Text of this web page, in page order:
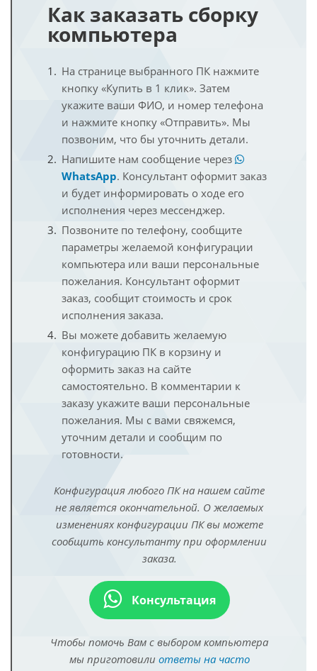
Как заказать сборку
компьютера
На странице выбранного ПК нажмите
кнопку «Купить в 1 клик». Затем
укажите ваши ФИО, и номер телефона
и нажмите кнопку «Отправить». Мы
позвоним, что бы уточнить детали.
Напишите нам сообщение через
WhatsApp. Консультант оформит заказ
и будет информировать о ходе его
исполнения через мессенджер.
Позвоните по телефону, сообщите
параметры желаемой конфигурации
компьютера или ваши персональные
пожелания. Консультант оформит
заказ, сообщит стоимость и срок
исполнения заказа.
Вы можете добавить желаемую
конфигурацию ПК в корзину и
оформить заказ на сайте
самостоятельно. В комментарии к
заказу укажите ваши персональные
пожелания. Мы с вами свяжемся,
уточним детали и сообщим по
готовности.
Конфигурация любого ПК на нашем сайте
не является окончательной. О желаемых
изменениях конфигурации ПК вы можете
сообщить консультанту при оформлении
заказа.
Консультация
Чтобы помочь Вам с выбором компьютера
мы приготовили ответы на часто